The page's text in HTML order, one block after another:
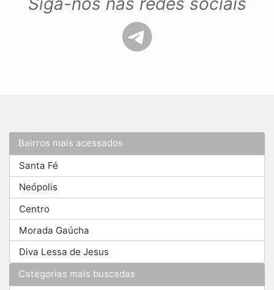
Bairros mais acessados
Santa Fé
Neópolis
Centro
Morada Gaúcha
Diva Lessa de Jesus
Categorias mais buscadas